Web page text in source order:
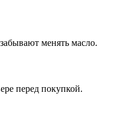
менять масло.
перед покупкой.